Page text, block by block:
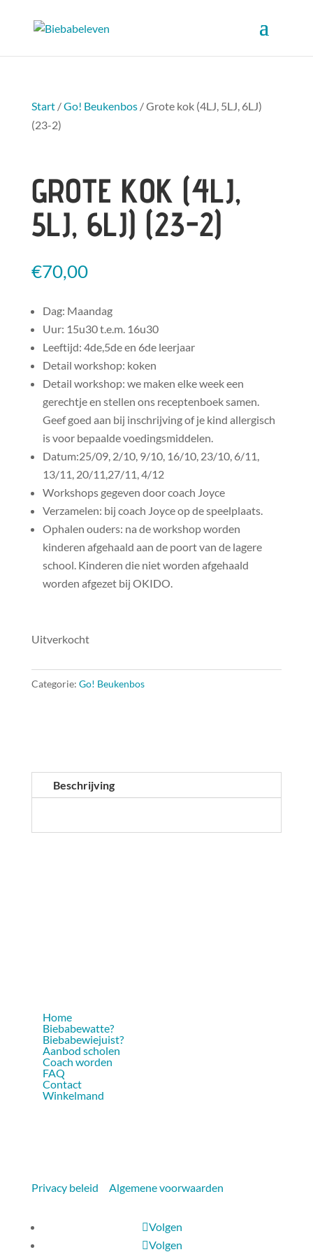
Start/Go! Beukenbos/ Grote kok (4LJ, 5LJ, 6LJ)
(23-2)
GROTE KOK (4LJ,
5LJ, 6LJ) (23-2)
€70,00
Dag: Maandag
Uur: 15u30 t.e.m. 16u30
Leeftijd: 4de,5de en 6de leerjaar
Detail workshop: koken
Detail workshop: we maken elke week een
gerechtje en stellen ons receptenboek samen.
Geef goed aan bij inschrijving of je kind allergisch
is voor bepaalde voedingsmiddelen.
Datum:25/09, 2/10, 9/10, 16/10, 23/10, 6/11,
13/11, 20/11,27/11, 4/12
Workshops gegeven door coach Joyce
Verzamelen: bij coach Joyce op de speelplaats.
Ophalen ouders: na de workshop worden
kinderen afgehaald aan de poort van de lagere
school. Kinderen die niet worden afgehaald
worden afgezet bij OKIDO.
Uitverkocht
Categorie: Go! Beukenbos
Beschrijving
Home
Biebabewatte?
Biebabewiejuist?
Aanbod scholen
Coach worden
FAQ
Contact
Winkelmand
Privacy beleid
Algemene voorwaarden
Volgen
Volgen